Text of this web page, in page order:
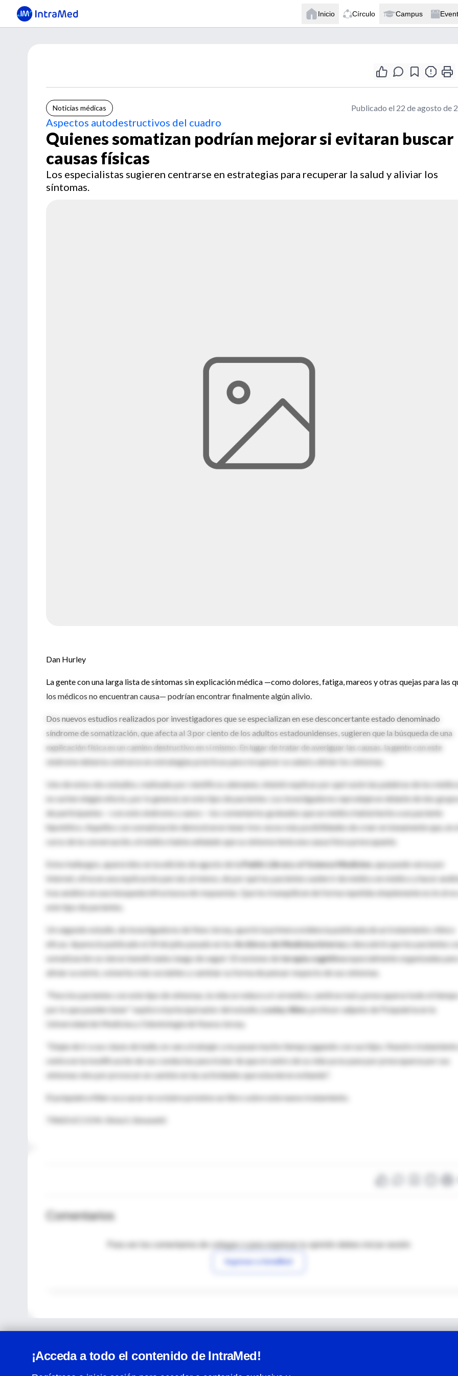
Inicio Círculo Campus
Noticias médicas Publicado el 22 de agosto de
Aspectos autodestructivos del cuadro
Quienes somatizan podrían mejorar si evitaran buscar
causas físicas
Los especialistas sugieren centrarse en estrategias para recuperar la salud y aliviar los
síntomas.
Dan Hurley
La gente con una larga lista de síntomas sin explicación médica —como dolores, fatiga, mareos y otras quejas para las
los médicos no encuentran causa— podrían encontrar finalmente algún alivio.
Dos nuevos estudios realizados por investigadores que se especializan en ese desconcertante estado denominado
síndrome de somatización, que afecta al 3 por ciento de los adultos estadounidenses, sugieren que la búsqueda de una
explicación física es un camino destructivo en sí mismo. En lugar de tratar de averiguar las causas, la gente con este
síndrome debería centrarse en estrategias prácticas para recuperar su salud y aliviar los síntomas.
Uno de estos dos estudios, realizado por científicos alemanes, intentó explicar por qué razón las palabras de los
no surten ningún efecto, por lo general, en este tipo de pacientes. Los investigadores reprodujeron delante de dos
de participantes —con este síndrome y sanos— los comentarios grabados que un médico había hecho a un paciente
hipotético. Aquellos con somatización demostraron tener tres veces más posibilidades de creer erróneamente que, en
curso de la conversación, el médico había señalado que su síntoma tenía una causa física preocupante.
Estos hallazgos, aparecidos en la edición de agosto de laPublic Library of Science Medicine, que puede verse por
Internet, ofrecen una explicación parcial, al menos, de por qué los pacientes suelen ir de médico en médico y hacer
tras análisis en una búsqueda infructuosa de respuestas. Que los tranquilicen de forma repetida simplemente no le sirve
este tipo de pacientes.
Un segundo estudio, de investigadores de New Jersey, aportó la primera evidencia publicada de un tratamiento clínico
eficaz. Apareció publicado el 24 de julio pasado en losArchivos de Medicina Internay descubrió que los pacientes
somatización se vieron beneficiados luego de seguir 10 sesiones deterapia cognitivaespecialmente organizadas
aliviar su estrés, volverlos más sociables y cambiar su forma de pensar respecto de sus síntomas.
"Para los pacientes con este tipo de síntomas, la vida se reduce a ir al médico, sentirse mal y preocuparse todo el
por lo que pueden tener" explicó el principal autor del estudio,
Lesley Allen, profesor adjunto de Psiquiatría en la
Universidad de Medicina y Odontología de Nueva Jersey.
"Dejan de ir a sus clases de baile, no van a trabajar y no pasan mucho tiempo jugando con sus hijos. Nuestro
centra en la modificación de sus conductas para tratar de que el centro de su vida ya no pase por preocuparse por sus
síntomas sino por provocar un cambio en las actividades que estuvieron evitando".
El psiquiatra Allen va a sacar en octubre próximo un libro sobre este nuevo tratamiento.
TRADUCCION: Silvia S. Simonetti
Comentarios
Para ver los comentarios de colegas o para expresar tu opinión debes iniciar sesión
Ingresar a IntraMed
¡Acceda a todo el contenido de IntraMed!